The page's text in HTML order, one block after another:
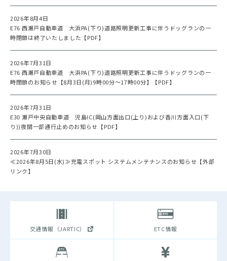
2026年8月4日
E76 西瀬戸自動車道 大浜PA(下り)道路照明更新工事に伴うドッグランの一
時閉鎖は終了いたしました【PDF】
2026年7月31日
E76 西瀬戸自動車道 大浜PA(下り)道路照明更新工事に伴うドッグランの一
時閉鎖のお知らせ【8月3日(月)9時00分～17時00分】【PDF】
2026年7月31日
E30 瀬戸中央自動車道 児島IC(岡山方面出口(上り)および香川方面入口(下
り))夜間一部通行止めのお知らせ【PDF】
2026年7月30日
≪2026年8月5日(水)≫充電スポット システムメンテナンスのお知らせ【外部
リンク】
交通情報（JARTIC） ETC情報